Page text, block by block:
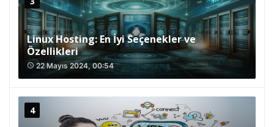
Linux Hosting: En İyi Seçenekler ve
Özellikleri
access_time 22 Mayıs 2024, 00:54